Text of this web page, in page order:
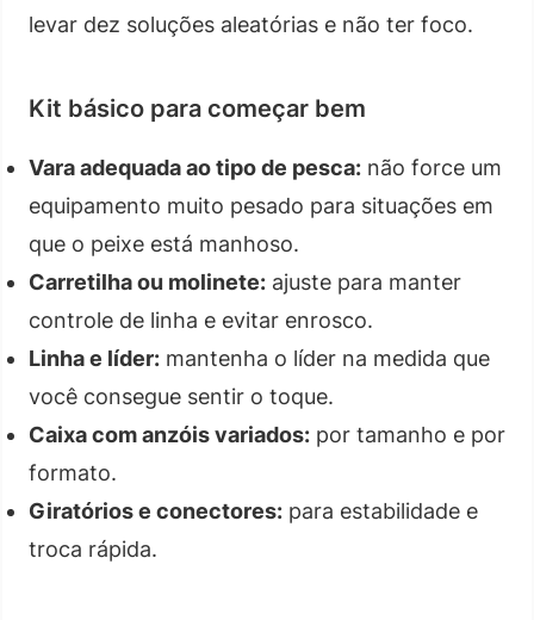
levar dez soluções aleatórias e não ter foco.
Kit básico para começar bem
Vara adequada ao tipo de pesca: não force um
equipamento muito pesado para situações em
que o peixe está manhoso.
Carretilha ou molinete: ajuste para manter
controle de linha e evitar enrosco.
Linha e líder: mantenha o líder na medida que
você consegue sentir o toque.
Caixa com anzóis variados: por tamanho e por
formato.
Giratórios e conectores: para estabilidade e
troca rápida.